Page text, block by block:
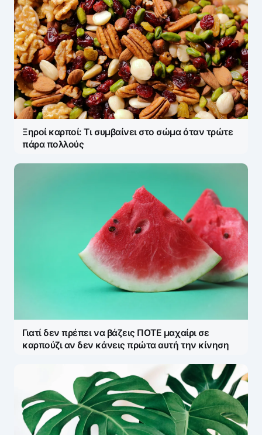
Ξηροί καρποί: Τι συμβαίνει στο σώμα όταν τρώτε
πάρα πολλούς
Γιατί δεν πρέπει να βάζεις ΠΟΤΕ μαχαίρι σε
καρπούζι αν δεν κάνεις πρώτα αυτή την κίνηση